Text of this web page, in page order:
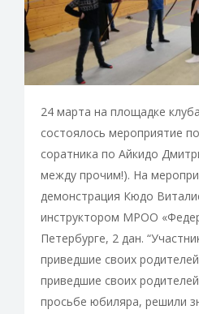
24 марта на площадке
состоялось мероприятие
соратника по Айкидо
между прочим!). На
демонстрация Кюдо
инструктором МРОО
Петербурге, 2 дан.
приведшие своих
приведшие своих
просьбе юбиляра, решили